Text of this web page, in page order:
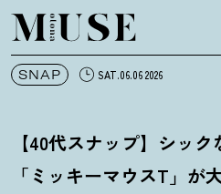
オトナミューズ ウェブ
SNAP SAT.06.06 2026
【40代スナップ】シッ
「ミッキーマウスT」が